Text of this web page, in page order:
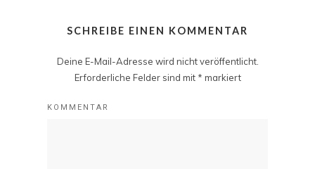
SCHREIBE EINEN KOMMENTAR
Deine E-Mail-Adresse wird nicht veröffentlicht.
Erforderliche Felder sind mit * markiert
KOMMENTAR